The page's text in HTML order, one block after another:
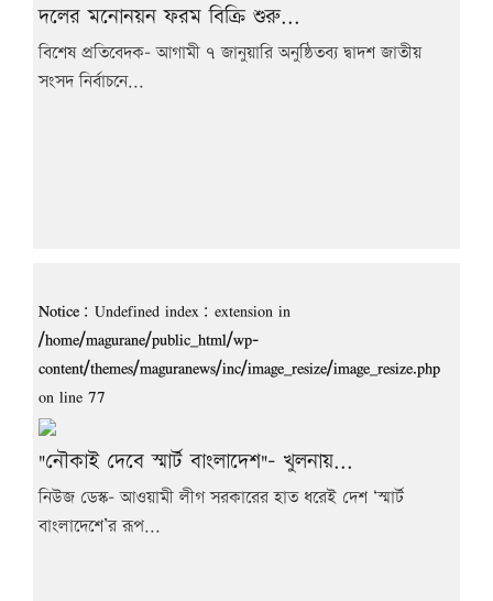
দলের মনোনয়ন ফরম বিক্রি শুরু...
বিশেষ প্রতিবেদক- আগামী ৭ জানুয়ারি অনুষ্ঠিতব্য দ্বাদশ জাতীয়
সংসদ নির্বাচনে...
Notice: Undefined index: extension in
/home/magurane/public_html/wp-
content/themes/maguranews/inc/image_resize/image_resize.php
on line 77
"নৌকাই দেবে স্মার্ট বাংলাদেশ"- খুলনায়...
নিউজ ডেস্ক- আওয়ামী লীগ সরকারের হাত ধরেই দেশ ‘স্মার্ট
বাংলাদেশে’র রূপ...